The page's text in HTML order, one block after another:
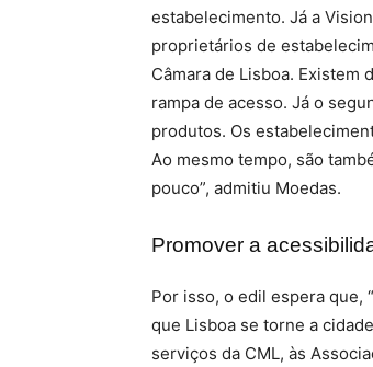
estabelecimento. Já a
proprietários de
Câmara de Lisboa.
rampa de acesso. Já o
produtos. Os
Ao mesmo tempo, são
pouco”, admitiu Moedas.
Promover a
Por isso, o edil espera que,
que Lisboa se torne a
serviços da CML, às